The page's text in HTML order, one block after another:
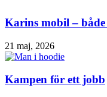
Karins mobil –
21 maj, 2026
Kampen för ett jobb